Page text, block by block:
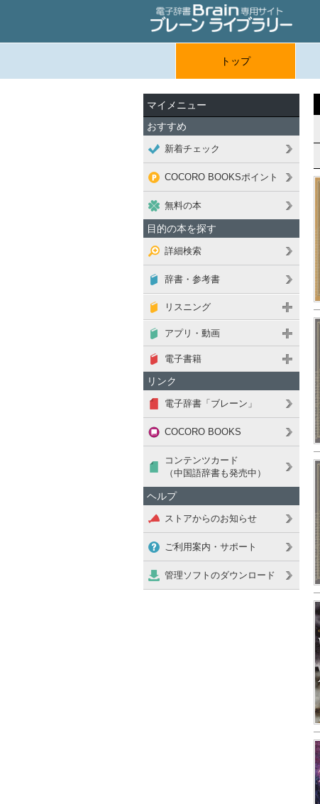
トップ
マイメニュー
おすすめ
新着チェック
COCORO BOOKSポイント
無料の本
目的の本を探す
詳細検索
辞書・参考書
リスニング
アプリ・動画
電子書籍
リンク
電子辞書「ブレーン」
COCORO BOOKS
コンテンツカード
（中国語辞書も発売中）
ヘルプ
ストアからのお知らせ
ご利用案内・サポート
管理ソフトのダウンロード